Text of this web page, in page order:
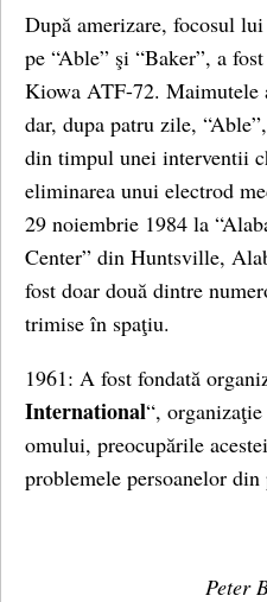
După amerizare, focosul
pe “Able” şi “Baker”, a
Kiowa ATF-72. Maimutele
dar, dupa patru zile,
din timpul unei interventii
eliminarea unui electrod
29 noiembrie 1984 la
Center” din Huntsville,
fost doar două dintre
trimise în spaţiu.
1961: A fost fondată
International“,
omului, preocupările
problemele persoanelor din
Peter